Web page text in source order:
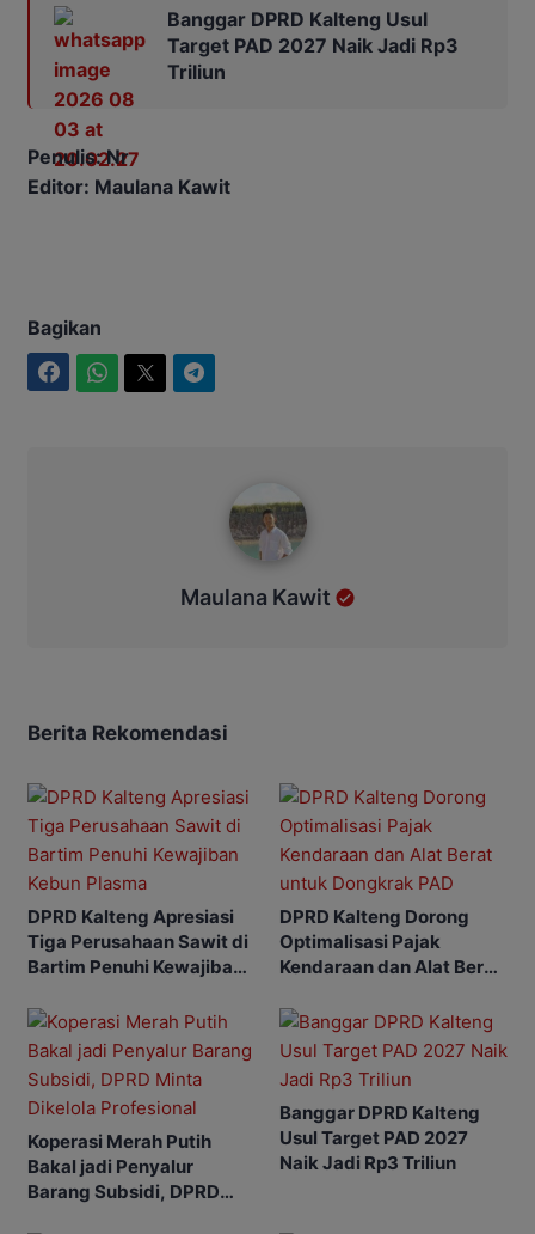
Banggar DPRD Kalteng Usul
Target PAD 2027 Naik Jadi Rp3
Triliun
Penulis: Nr
Editor: Maulana Kawit
Bagikan
Maulana Kawit
Berita Rekomendasi
DPRD Kalteng Apresiasi
Tiga Perusahaan Sawit di
Bartim Penuhi Kewajiban
DPRD Kalteng Dorong
Optimalisasi Pajak
Kendaraan dan Alat Berat
Koperasi Merah Putih
Bakal jadi Penyalur
Barang Subsidi, DPRD
Banggar DPRD Kalteng
Usul Target PAD 2027
Naik Jadi Rp3 Triliun